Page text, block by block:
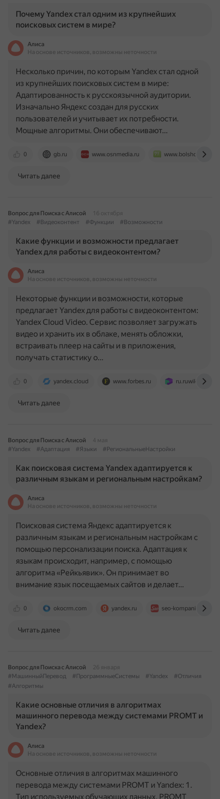
Почему Yandex стал одним из крупнейших
поисковых систем в мире?
Алиса
На основе источников, возможны неточности
0 gb.ru www.osnmedia.ru
Несколько причин, по которым Yandex стал одной
из крупнейших поисковых систем в мире:
Адаптированность к русскоязычной аудитории.
Изначально Яндекс создан для русских
пользователей и учитывает их потребности.
Мощные алгоритмы. Они обеспечивают…
Читать далее
Вопрос для Поиска с Алисой
16 октября
#Yandex
#Видеоконтент #Функции #Возможности
Какие функции и возможности предлагает
Yandex для работы с видеоконтентом?
Алиса
На основе источников, возможны неточности
0 yandex.cloud www.forbes.ru ru.ruwiki.ru
Некоторые функции и возможности, которые
предлагает Yandex для работы с видеоконтентом:
Yandex Cloud Video. Сервис позволяет загружать
видео и хранить их в облаке, менять обложки,
встраивать плеер на сайты и в приложения,
получать статистику о…
Читать далее
Вопрос для Поиска с Алисой
4 мая
#Yandex
#Адаптация #Языки #РегиональныеНастройки
Как поисковая система Yandex адаптируется к
различным языкам и региональным настройкам?
Алиса
На основе источников, возможны неточности
0 okocrm.com yandex.ru seo-kompaniya.ru
Поисковая система Яндекс адаптируется к
различным языкам и региональным настройкам с
помощью персонализации поиска. Адаптация к
языкам происходит, например, с помощью
алгоритма «Рейкьявик». Он принимает во
внимание язык посещаемых сайтов и делает…
Читать далее
Вопрос для Поиска с Алисой
26 января
#МашинныйПеревод
#ПрограммныеСистемы #Yandex
#Отличия
#Алгоритмы
Какие основные отличия в алгоритмах
машинного перевода между системами PROMT и
Yandex?
Алиса
На основе источников, возможны неточности
Основные отличия в алгоритмах машинного
перевода между системами PROMT и Yandex: 1.
Тип используемых обучающих данных. PROMT